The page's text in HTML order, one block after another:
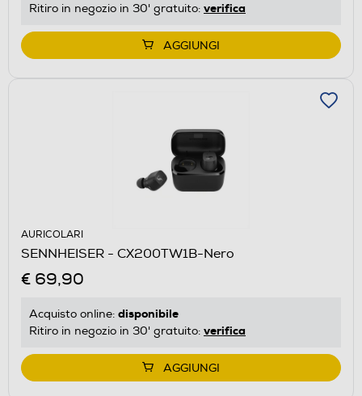
Ritiro in negozio in 30' gratuito: verifica
AGGIUNGI
AURICOLARI
SENNHEISER - CX200TW1B-Nero
€ 69,90
Acquisto online: disponibile
Ritiro in negozio in 30' gratuito: verifica
AGGIUNGI